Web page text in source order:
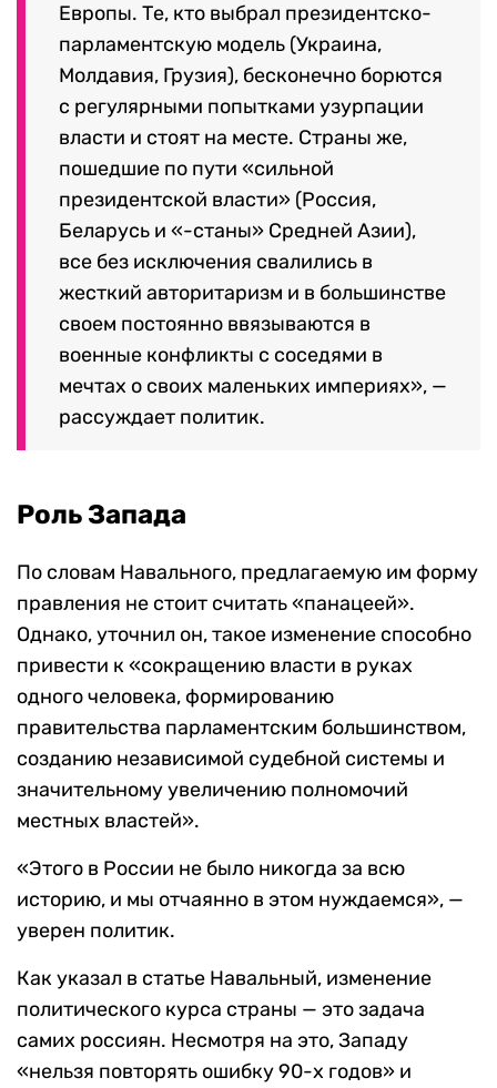
Европы. Те, кто выбрал президентско-
парламентскую модель (Украина,
Молдавия, Грузия), бесконечно борются
с регулярными попытками узурпации
власти и стоят на месте. Страны же,
пошедшие по пути «сильной
президентской власти» (Россия,
Беларусь и «-станы» Средней Азии),
все без исключения свалились в
жесткий авторитаризм и в большинстве
своем постоянно ввязываются в
военные конфликты с соседями в
мечтах о своих маленьких империях», —
рассуждает политик.
Роль Запада
По словам Навального, предлагаемую им форму
правления не стоит считать «панацеей».
Однако, уточнил он, такое изменение способно
привести к «сокращению власти в руках
одного человека, формированию
правительства парламентским большинством,
созданию независимой судебной системы и
значительному увеличению полномочий
местных властей».
«Этого в России не было никогда за всю
историю, и мы отчаянно в этом нуждаемся», —
уверен политик.
Как указал в статье Навальный, изменение
политического курса страны — это задача
самих россиян. Несмотря на это, Западу
«нельзя повторять ошибку 90-х годов» и